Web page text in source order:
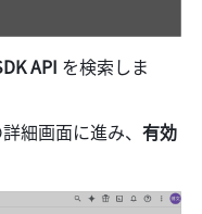
API を検索しま
細画面に進み、有効